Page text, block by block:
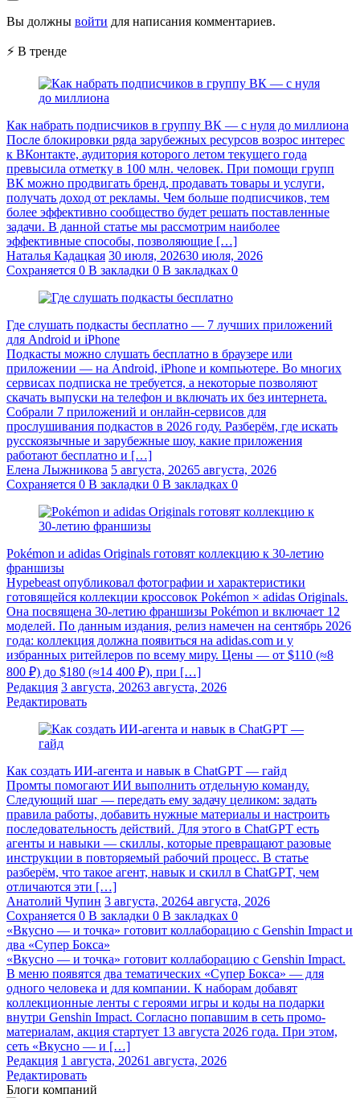
Вы должны войти для написания комментариев.
⚡ В тренде
Как набрать подписчиков в группу ВК — с нуля до миллиона
После блокировки ряда зарубежных ресурсов возрос интерес
к ВКонтакте, аудитория которого летом текущего года
превысила отметку в 100 млн. человек. При помощи групп
ВК можно продвигать бренд, продавать товары и услуги,
получать доход от рекламы. Чем больше подписчиков, тем
более эффективно сообщество будет решать поставленные
задачи. В данной статье мы рассмотрим наиболее
эффективные способы, позволяющие […]
Наталья Кадацкая 30 июля, 202630 июля, 2026
Сохраняется 0 В закладки 0 В закладках 0
Где слушать подкасты бесплатно — 7 лучших приложений
для Android и iPhone
Подкасты можно слушать бесплатно в браузере или
приложении — на Android, iPhone и компьютере. Во многих
сервисах подписка не требуется, а некоторые позволяют
скачать выпуски на телефон и включать их без интернета.
Собрали 7 приложений и онлайн-сервисов для
прослушивания подкастов в 2026 году. Разберём, где искать
русскоязычные и зарубежные шоу, какие приложения
работают бесплатно и […]
Елена Лыжникова 5 августа, 20265 августа, 2026
Сохраняется 0 В закладки 0 В закладках 0
Pokémon и adidas Originals готовят коллекцию к 30-летию
франшизы
Hypebeast опубликовал фотографии и характеристики
готовящейся коллекции кроссовок Pokémon × adidas Originals.
Она посвящена 30-летию франшизы Pokémon и включает 12
моделей. По данным издания, релиз намечен на сентябрь 2026
года: коллекция должна появиться на adidas.com и у
избранных ритейлеров по всему миру. Цены — от $110 (≈8
800 ₽) до $180 (≈14 400 ₽), при […]
Редакция 3 августа, 20263 августа, 2026
Редактировать
Как создать ИИ-агента и навык в ChatGPT — гайд
Промты помогают ИИ выполнить отдельную команду.
Следующий шаг — передать ему задачу целиком: задать
правила работы, добавить нужные материалы и настроить
последовательность действий. Для этого в ChatGPT есть
агенты и навыки — скиллы, которые превращают разовые
инструкции в повторяемый рабочий процесс. В статье
разберём, что такое агент, навык и скилл в ChatGPT, чем
отличаются эти […]
Анатолий Чупин 3 августа, 20264 августа, 2026
Сохраняется 0 В закладки 0 В закладках 0
«Вкусно — и точка» готовит коллаборацию с Genshin Impact и
два «Супер Бокса»
«Вкусно — и точка» готовит коллаборацию с Genshin Impact.
В меню появятся два тематических «Супер Бокса» — для
одного человека и для компании. К наборам добавят
коллекционные ленты с героями игры и коды на подарки
внутри Genshin Impact. Согласно попавшим в сеть промо-
материалам, акция стартует 13 августа 2026 года. При этом,
сеть «Вкусно — и […]
Редакция 1 августа, 20261 августа, 2026
Редактировать
Блоги компаний